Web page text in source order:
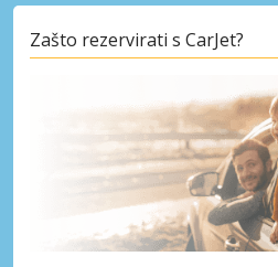
Posebni popusti
Pristupite
dobavljača
Prijava
Zašto rezervirati s CarJet?